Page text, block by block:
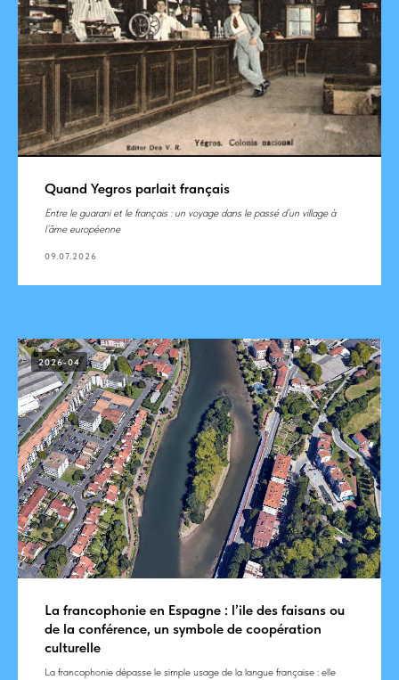
Quand Yegros parlait français
Entre le guarani et le français : un voyage dans le passé d’un village à
l’âme européenne
09.07.2026
2026-04
La francophonie en Espagne : l’ile des faisans ou
de la conférence, un symbole de coopération
culturelle
La francophonie dépasse le simple usage de la langue française : elle